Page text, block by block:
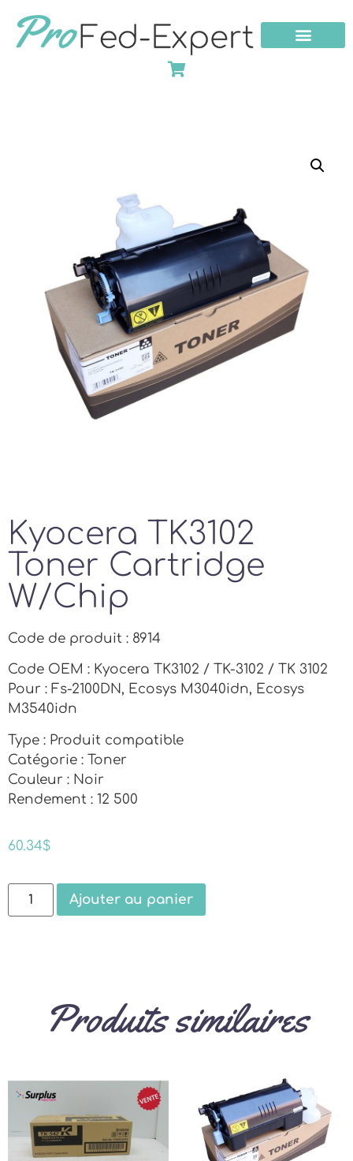
Kyocera TK3102
Toner Cartridge
W/Chip
Code de produit : 8914
Code OEM : Kyocera TK3102 / TK-3102 / TK 3102
Pour : Fs-2100DN, Ecosys M3040idn, Ecosys
M3540idn
Type : Produit compatible
Catégorie : Toner
Couleur : Noir
Rendement : 12 500
60.34$
Ajouter au panier
Produits similaires